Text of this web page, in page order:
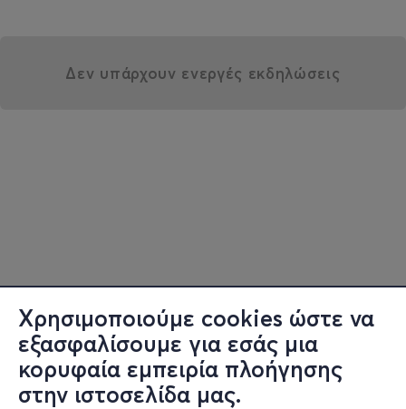
Χρησιμοποιούμε cookies ώστε να
εξασφαλίσουμε για εσάς μια
κορυφαία εμπειρία πλοήγησης
στην ιστοσελίδα μας.
Δεν υπάρχουν ενεργές εκδηλώσεις